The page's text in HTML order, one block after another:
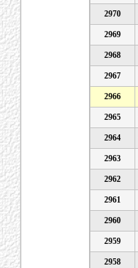
2970
2969
2968
2967
2966
2965
2964
2963
2962
2961
2960
2959
2958